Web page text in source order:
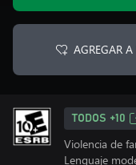
AGREGAR
TODOS +10
Violencia de
Lenguaje